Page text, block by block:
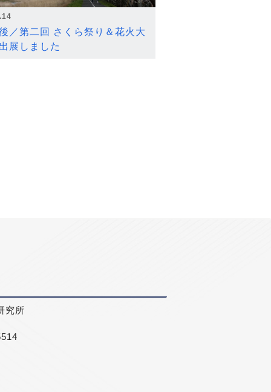
／第二回 さくら祭り＆花火大
展しました
究所